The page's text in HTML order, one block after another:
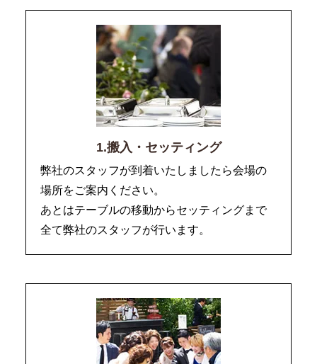
1.搬入・セッティング
弊社のスタッフが到着いたしましたら会場の
場所をご案内ください。
あとはテーブルの移動からセッティングまで
全て弊社のスタッフが行います。